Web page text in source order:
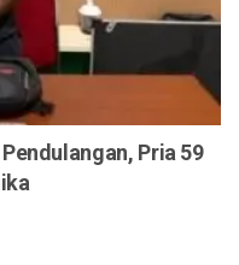
Pria 59